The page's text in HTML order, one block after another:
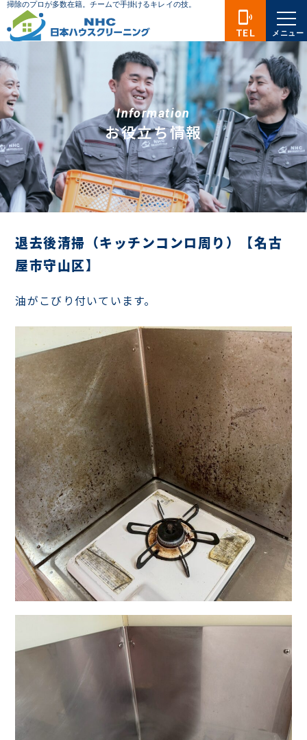
Information
お役立ち情報
退去後清掃（キッチンコンロ周り）【名古
屋市守山区】
油がこびり付いています。
phonelink_ring
TEL メニュー